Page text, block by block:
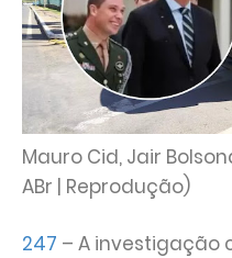
Mauro Cid, Jair
ABr | Reprodução)
247 – A investigação